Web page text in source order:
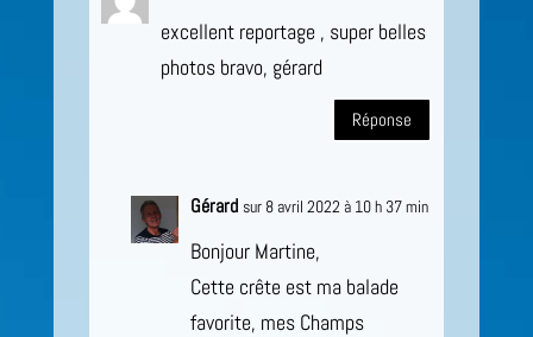
excellent reportage , super belles
photos bravo, gérard
Réponse
Gérard sur 8 avril 2022 à 10 h 37 min
Bonjour Martine,
Cette crête est ma balade
favorite, mes Champs